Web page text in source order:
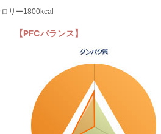
リー1800kcal
【PFCバランス】